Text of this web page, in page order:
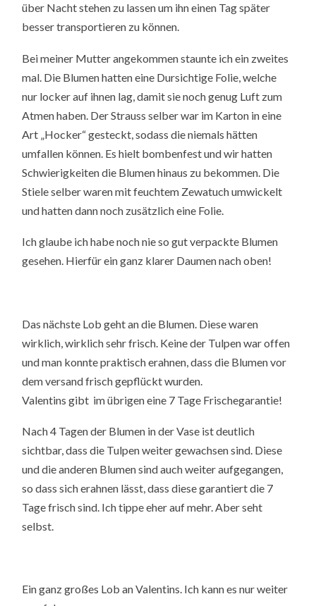
über Nacht stehen zu lassen um ihn einen Tag später
besser transportieren zu können.
Bei meiner Mutter angekommen staunte ich ein zweites
mal. Die Blumen hatten eine Dursichtige Folie, welche
nur locker auf ihnen lag, damit sie noch genug Luft zum
Atmen haben. Der Strauss selber war im Karton in eine
Art „Hocker“ gesteckt, sodass die niemals hätten
umfallen können. Es hielt bombenfest und wir hatten
Schwierigkeiten die Blumen hinaus zu bekommen. Die
Stiele selber waren mit feuchtem Zewatuch umwickelt
und hatten dann noch zusätzlich eine Folie.
Ich glaube ich habe noch nie so gut verpackte Blumen
gesehen. Hierfür ein ganz klarer Daumen nach oben!
Das nächste Lob geht an die Blumen. Diese waren
wirklich, wirklich sehr frisch. Keine der Tulpen war offen
und man konnte praktisch erahnen, dass die Blumen vor
dem versand frisch gepflückt wurden.
Valentins gibt im übrigen eine 7 Tage Frischegarantie!
Nach 4 Tagen der Blumen in der Vase ist deutlich
sichtbar, dass die Tulpen weiter gewachsen sind. Diese
und die anderen Blumen sind auch weiter aufgegangen,
so dass sich erahnen lässt, dass diese garantiert die 7
Tage frisch sind. Ich tippe eher auf mehr. Aber seht
selbst.
Ein ganz großes Lob an Valentins. Ich kann es nur weiter